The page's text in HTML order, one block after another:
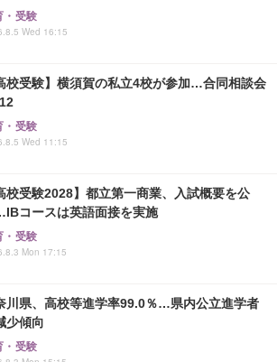
・受験
Wed 16:15
校受験】横須賀の私立4校が参加…合同相談会
・受験
Wed 11:15
校受験2028】都立第一商業、入試概要を公
コースは英語面接を実施
・受験
Mon 17:15
川県、高校等進学率99.0％…県内公立進学者
少傾向
・受験